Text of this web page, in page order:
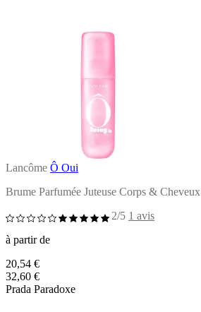
Lancôme Ô Oui
Brume Parfumée Juteuse Corps & Cheveux
2/5 1 avis
à partir de
20,54 €
32,60 €
Prada Paradoxe